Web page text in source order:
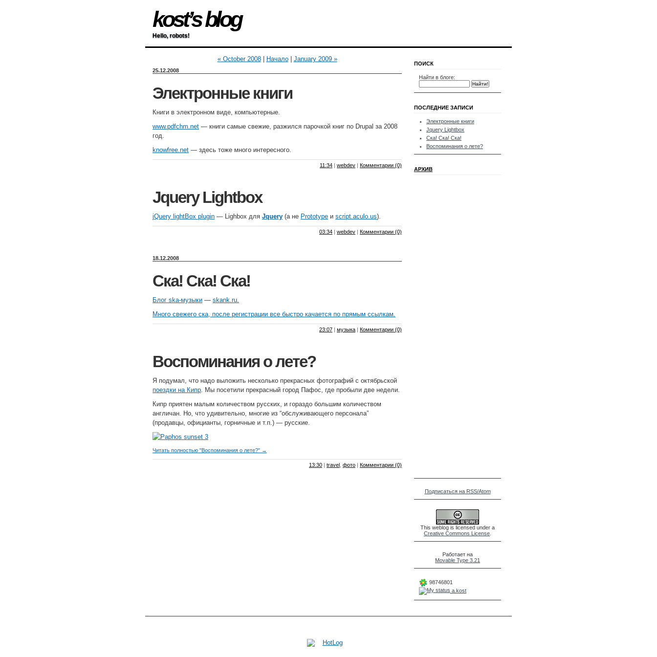
kost’s blog
Hello, robots!
« October 2008| Начало| January 2009 »
25.12.2008
Электронные книги
Книги в электронном виде, компьютерные.
www.pdfchm.net — книги самые свежие, разжился парочкой книг по Drupal за 2008
год.
knowfree.net — здесь тоже много интересного.
11:34 | webdev | Комментарии (0)
Jquery Lightbox
jQuery lightBox plugin — Lighbox для Jquery (а не Prototype и script.aculo.us).
03:34 | webdev | Комментарии (0)
18.12.2008
Ска! Ска! Ска!
Блог ska-музыки — skank.ru.
Много свежего ска, после регистрации все быстро качается по прямым ссылкам.
23:07 | музыка | Комментарии (0)
Воспоминания о лете?
Я подумал, что надо выложить несколько прекрасных фотографий с октябрьской
поездки на Кипр. Мы посетили прекрасный город Пафос, где пробыли две недели.
Кипр приятен малым количеством русских, и гораздо большим количеством
англичан. Но, что удивительно, многие из “обслуживающего персонала”
(продавцы, официанты, горничные и т.п.) — русские.
Читать полностью "Воспоминания о лете?" →
13:30 | travel фото | Комментарии (0)
ПОИСК
Найти в блоге:
ПОСЛЕДНИЕ ЗАПИСИ
Электронные книги
Jquery Lightbox
Ска! Ска! Ска!
Воспоминания о лете?
АРХИВ
Подписаться на RSS/Atom
This weblog is licensed under a
Creative Commons License
Работает на
Movable Type 3.21
98746801
a.kost